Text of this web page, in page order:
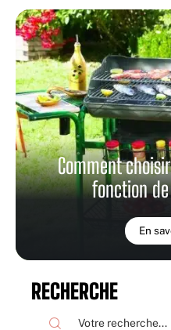
Comment
fonction
En
RECHERCHE